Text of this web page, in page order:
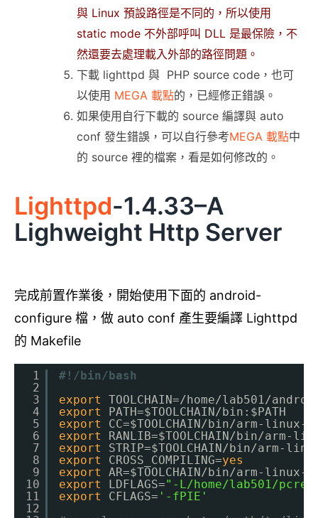
與 Linux 預設路徑是不同的，所以使用
static mode 不外部呼叫 DLL 是最保險，不
然還要去處理載入外部的路徑問題。
下載 lighttpd 與 PHP source code，也可
以使用 MEGA 載點的，已經修正錯誤。
如果使用自行下載的 source 編譯與 auto
conf 發生錯誤，可以自行參考MEGA 載點中
的 source 裡的檔案，看是如何修改的。
Lighttpd-1.4.33–A
Lighweight Http Server
完成前置作業後，開始使用下面的 android-
configure 檔，做 auto conf 產生要編譯 Lighttpd
的 Makefile
1
2
3
4
5
6
7
8
9
10
11
12
#!/bin/bash
export
TOOLCHAIN=/home/lab501/
export
PATH=$TOOLCHAIN/bin :$PATH
export
CC=$TOOLCHAIN/bin/arm-linux-
export
RANLIB=$TOOLCHAIN/bin/arm-
export
STRIP=$TOOLCHAIN/bin/arm-
export
CROSS_COMPILING=yes
export
AR=$TOOLCHAIN/bin/arm-linux-
export
LDFLAGS="-L/home/lab501/
export
CFLAGS= '-fPIE'